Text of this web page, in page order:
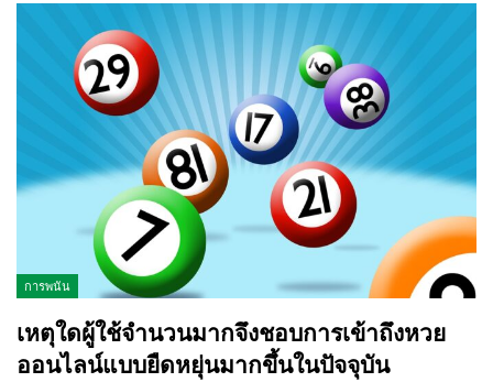
การพนัน
เหตุใดผู้ใช้จำนวนมากจึงชอบการเข้าถึงหวย
ออนไลน์แบบยืดหยุ่นมากขึ้นในปัจจุบัน